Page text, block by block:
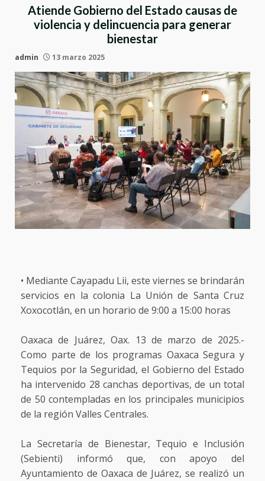
Atiende Gobierno del Estado causas de
violencia y delincuencia para generar
bienestar
admin 13 marzo 2025
• Mediante Cayapadu Lii, este viernes se brindarán
servicios en la colonia La Unión de Santa Cruz
Xoxocotlán, en un horario de 9:00 a 15:00 horas
Oaxaca de Juárez, Oax. 13 de marzo de 2025.-
Como parte de los programas Oaxaca Segura y
Tequios por la Seguridad, el Gobierno del Estado
ha intervenido 28 canchas deportivas, de un total
de 50 contempladas en los principales municipios
de la región Valles Centrales.
La Secretaría de Bienestar, Tequio e Inclusión
(Sebienti) informó que, con apoyo del
Ayuntamiento de Oaxaca de Juárez, se realizó un